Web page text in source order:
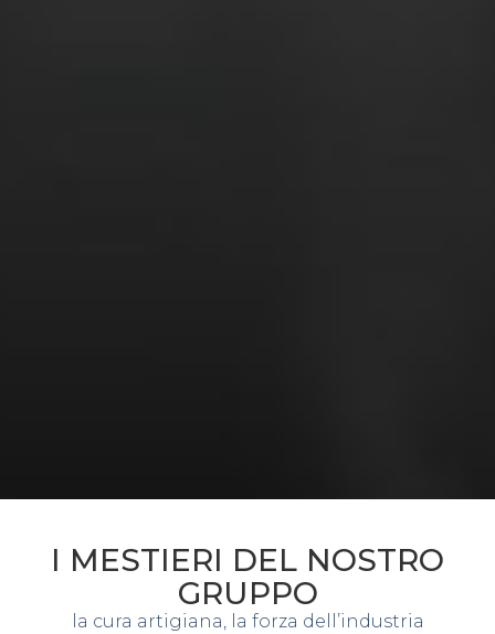
I MESTIERI DEL NOSTRO
GRUPPO
la cura artigiana, la forza dell’industria